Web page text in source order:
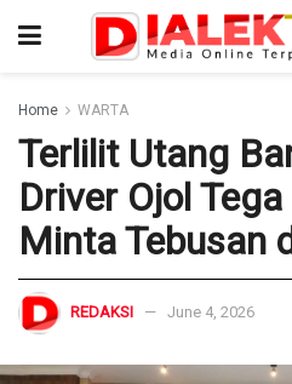
Home WARTA
Terlilit Utang
Driver Ojol
Minta Tebusan
REDAKSI June 4, 2026